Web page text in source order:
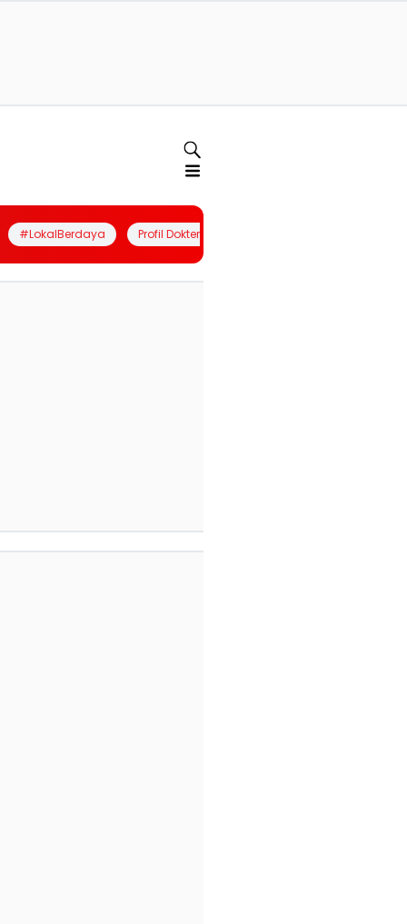
#LokalBerdaya Profil Dokter